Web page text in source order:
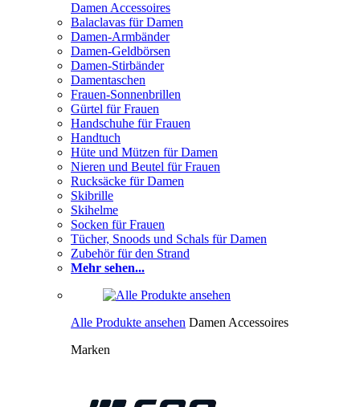
Damen Accessoires
Balaclavas für Damen
Damen-Armbänder
Damen-Geldbörsen
Damen-Stirbänder
Damentaschen
Frauen-Sonnenbrillen
Gürtel für Frauen
Handschuhe für Frauen
Handtuch
Hüte und Mützen für Damen
Nieren und Beutel für Frauen
Rucksäcke für Damen
Skibrille
Skihelme
Socken für Frauen
Tücher, Snoods und Schals für Damen
Zubehör für den Strand
Mehr sehen...
Alle Produkte ansehen Damen Accessoires
Marken